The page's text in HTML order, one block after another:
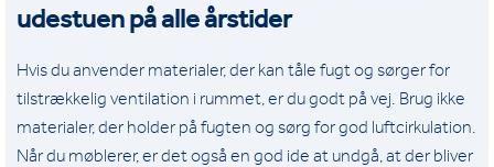
udestuen på alle årstider
Hvis du anvender materialer, der kan tåle fugt og sørger for
tilstrækkelig ventilation i rummet, er du godt på vej. Brug ikke
materialer, der holder på fugten og sørg for god luftcirkulation.
Når du møblerer, er det også en god ide at undgå, at der bliver